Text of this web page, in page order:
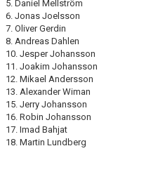
5. Daniel Mellström
6. Jonas Joelsson
7. Oliver Gerdin
8. Andreas Dahlen
10. Jesper Johansson
11. Joakim Johansson
12. Mikael Andersson
13. Alexander Wiman
15. Jerry Johansson
16. Robin Johansson
17. Imad Bahjat
18. Martin Lundberg